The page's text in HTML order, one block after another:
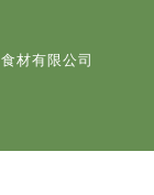
材有限公司